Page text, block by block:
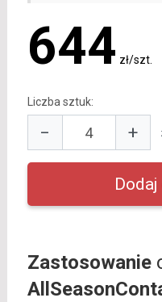
644 zł/szt.
Liczba sztuk:
− +
Zastosowanie